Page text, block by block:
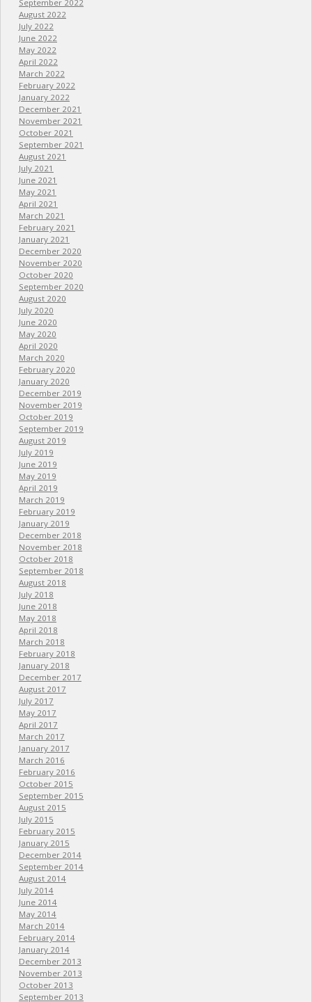
September 2022
August 2022
July 2022
June 2022
May 2022
April 2022
March 2022
February 2022
January 2022
December 2021
November 2021
October 2021
September 2021
August 2021
July 2021
June 2021
May 2021
April 2021
March 2021
February 2021
January 2021
December 2020
November 2020
October 2020
September 2020
August 2020
July 2020
June 2020
May 2020
April 2020
March 2020
February 2020
January 2020
December 2019
November 2019
October 2019
September 2019
August 2019
July 2019
June 2019
May 2019
April 2019
March 2019
February 2019
January 2019
December 2018
November 2018
October 2018
September 2018
August 2018
July 2018
June 2018
May 2018
April 2018
March 2018
February 2018
January 2018
December 2017
August 2017
July 2017
May 2017
April 2017
March 2017
January 2017
March 2016
February 2016
October 2015
September 2015
August 2015
July 2015
February 2015
January 2015
December 2014
September 2014
August 2014
July 2014
June 2014
May 2014
March 2014
February 2014
January 2014
December 2013
November 2013
October 2013
September 2013